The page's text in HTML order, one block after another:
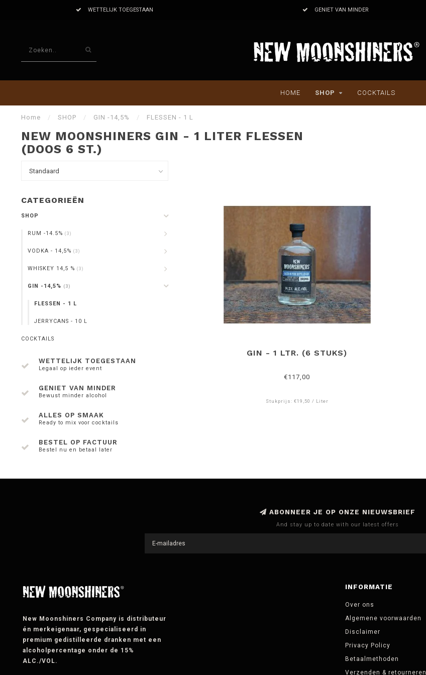
WETTELIJK TOEGESTAAN GENIET VAN MINDER
HOME SHOP COCKTAILS
Home / SHOP / GIN -14,5% / FLESSEN - 1 L
NEW MOONSHINERS GIN - 1 LITER FLESSEN
(DOOS 6 ST.)
CATEGORIEËN
SHOP
RUM -14.5% (3)
VODKA - 14,5% (3)
WHISKEY 14,5 % (3)
GIN -14,5% (3)
FLESSEN - 1 L
JERRYCANS - 10 L
COCKTAILS
WETTELIJK TOEGESTAAN
Legaal op ieder event
GENIET VAN MINDER
Bewust minder alcohol
ALLES OP SMAAK
Ready to mix voor cocktails
BESTEL OP FACTUUR
Bestel nu en betaal later
GIN - 1 LTR. (6 STUKS)
€117,00
Stukprijs: €19,50 / Liter
ABONNEER JE OP ONZE NIEUWSBRIEF
And stay up to date with our latest offers
New Moonshiners Company is distributeur
én merkeigenaar, gespecialiseerd in
premium gedistilleerde dranken met een
alcoholpercentage onder de 15%
ALC./VOL.
INFORMATIE
Over ons
Algemene voorwaarden
Disclaimer
Privacy Policy
Betaalmethoden
Verzenden & retourneren